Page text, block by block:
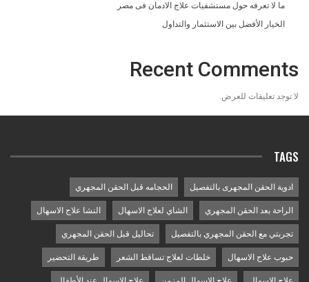
ما لا تعرفه حول مستشفيات علاج الادمان فى مصر
الخيار الأفضل بين الاستثمار والتداول
Recent Comments
لا توجد تعليقات للعرض.
TAGS
ادوية الحقن المجهرى بالتفصيل الحجامه قبل الحقن المجهري
الراحة بعد الحقن المجهري الشاي لعلاج الاسهال النشا علاج الاسهال
تجربتي مع الحقن المجهري بالتفصيل تحاليل قبل الحقن المجهري
حبوب علاج الاسهال خلطات لعلاج تساقط الشعر طريقة التحضير